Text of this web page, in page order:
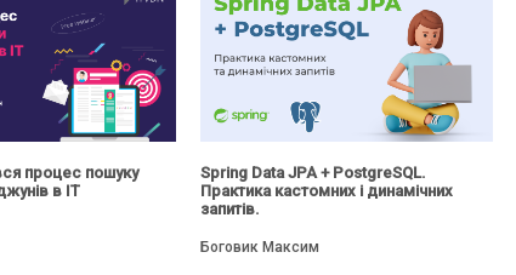
процес пошуку
в IT
Spring Data JPA + PostgreSQL.
Практика кастомних і динамічних
запитів.
Боговик Максим